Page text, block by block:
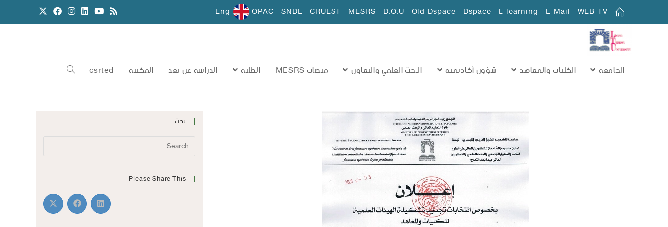
WEB-TV
E-Mail
E-learning
Dspace
Old-Dspace
D.O.U
MESRS
CRUEST
SNDL
OPAC
Eng
الجامعة الكليات والمعاهد شؤون أكاديمية البحث العلمي والتعاون منصات MESRS الطلبة الدراسة عن بعد المكتبة csrted
بحث
Please Share This